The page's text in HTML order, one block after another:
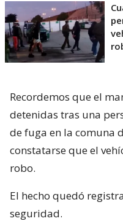
Recordemos que el
detenidas tras una
de fuga en la comuna
constatarse que el
robo.
El hecho quedó
seguridad.